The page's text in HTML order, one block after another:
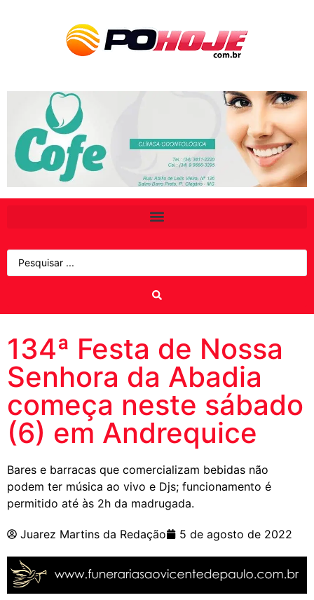
134ª Festa de Nossa
Senhora da Abadia
começa neste sábado
(6) em Andrequice
Bares e barracas que comercializam bebidas não
podem ter música ao vivo e Djs; funcionamento é
permitido até às 2h da madrugada.
Juarez Martins da Redação 5 de agosto de 2022